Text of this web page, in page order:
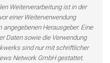
Weiterverarbeitung ist in der
einer Weiterverwendung
Herausgeber. Eine
Daten sowie die Verwendung
sind nur mit schriftlicher
Network GmbH gestattet.